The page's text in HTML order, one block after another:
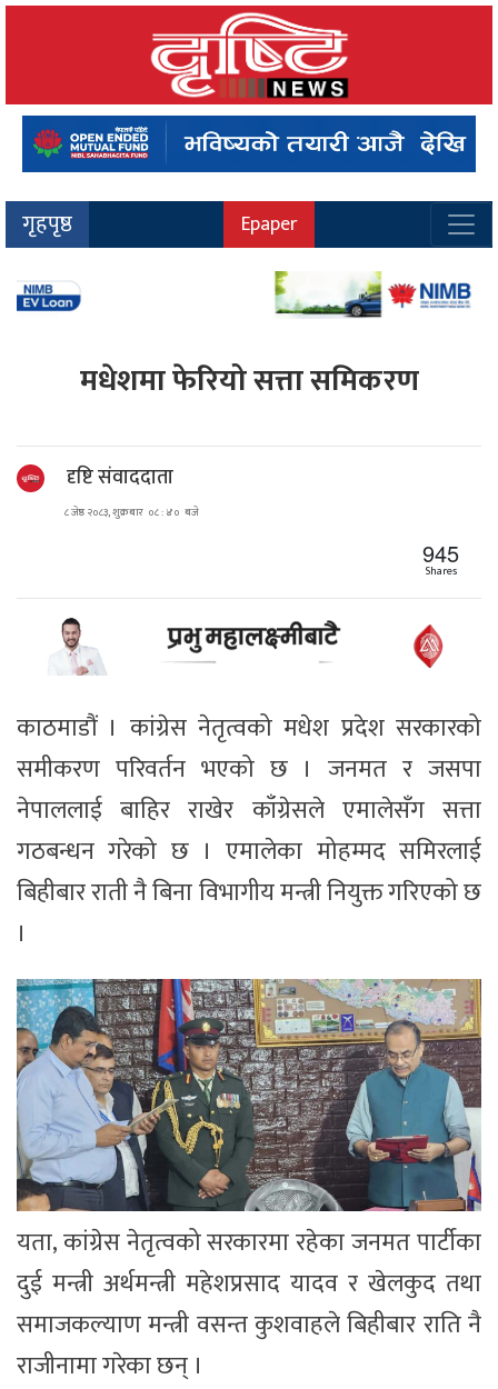
गृहपृष्ठ Epaper
मधेशमा फेरियो सत्ता समिकरण
दृष्टि संवाददाता
८ जेष्ठ २०८३, शुक्रबार ०८ : ४० बजे
945
Shares
काठमाडौं । कांग्रेस नेतृत्वको मधेश प्रदेश सरकारको
समीकरण परिवर्तन भएको छ । जनमत र जसपा
नेपाललाई बाहिर राखेर काँग्रेसले एमालेसँग सत्ता
गठबन्धन गरेको छ । एमालेका मोहम्मद समिरलाई
बिहीबार राती नै बिना विभागीय मन्त्री नियुक्त गरिएको छ
।
यता, कांग्रेस नेतृत्वको सरकारमा रहेका जनमत पार्टीका
दुई मन्त्री अर्थमन्त्री महेशप्रसाद यादव र खेलकुद तथा
समाजकल्याण मन्त्री वसन्त कुशवाहले बिहीबार राति नै
राजीनामा गरेका छन् ।